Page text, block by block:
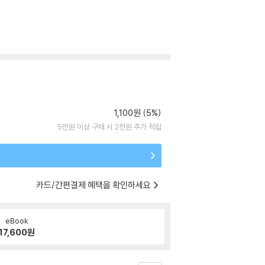
1,100원 (5%)
5만원 이상 구매 시 2천원 추가 적립
카드/간편결제 혜택을 확인하세요
eBook
원